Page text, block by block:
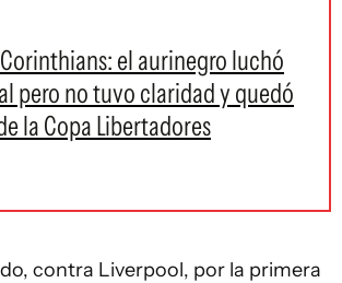
Corinthians: el aurinegro luchó
pero no tuvo claridad y quedó
la Copa Libertadores
contra Liverpool, por la primera